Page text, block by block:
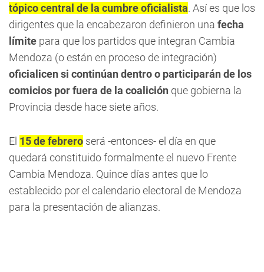
tópico central de la cumbre oficialista. Así es que los
dirigentes que la encabezaron definieron una fecha
límite para que los partidos que integran Cambia
Mendoza (o están en proceso de integración)
oficialicen si continúan dentro o participarán de los
comicios por fuera de la coalición que gobierna la
Provincia desde hace siete años.
El 15 de febrero será -entonces- el día en que
quedará constituido formalmente el nuevo Frente
Cambia Mendoza. Quince días antes que lo
establecido por el calendario electoral de Mendoza
para la presentación de alianzas.